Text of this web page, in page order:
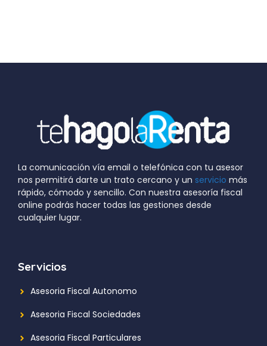
La comunicación vía email o telefónica con tu asesor
nos permitirá darte un trato cercano y un servicio más
rápido, cómodo y sencillo. Con nuestra asesoría fiscal
online podrás hacer todas las gestiones desde
cualquier lugar.
Servicios
Asesoria Fiscal Autonomo
Asesoria Fiscal Sociedades
Asesoria Fiscal Particulares